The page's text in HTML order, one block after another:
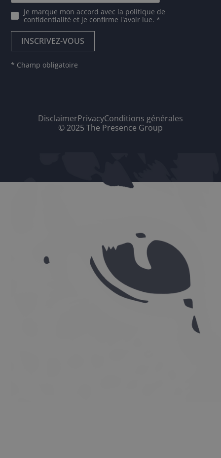
Je marque mon accord avec la politique de
confidentialité et je confirme l'avoir lue. *
* Champ obligatoire
DisclaimerPrivacyConditions générales
© 2025 The Presence Group